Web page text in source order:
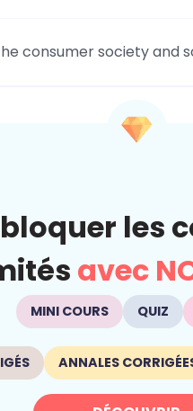
consumer society and
les
avec
MINI COURS QUIZ
ANNALES